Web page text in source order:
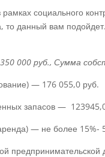
социального
данный вам
000 руб., Сумма
— 176 055,0 руб.
запасов —
— не более 15%-
предпринимательской